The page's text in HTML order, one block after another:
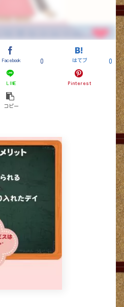
Facebook 0 はてブ 0
LINE Pinterest
コピー